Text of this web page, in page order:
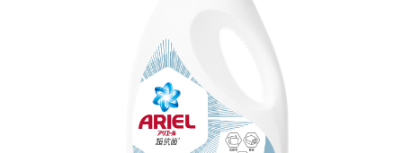
1. Jumlah yang diperakui untuk pengguna kali pertama boleh sehingga
NT$10,000. Amaun diperakui sebenar yang diluluskan akan berdasarkan
keputusan pensijilan dan semakan oleh AFTEE.
2. Amaun perbelanjaan minimum mestilah lebih besar daripada NT$20.
3. Pada masa ini hanya tersedia untuk ahli Taiwan.
Ketiga, Syarat Perkhidmatan